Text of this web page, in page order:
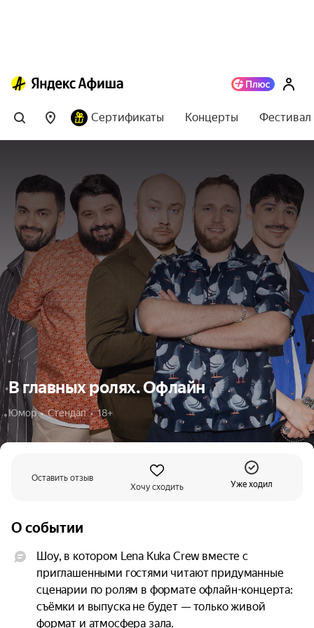
Сертификаты Концерты
В главных ролях. Офлайн
Юмор  •  Стендап  •  18+
Оставить отзыв
Хочу сходить
Уже ходил
О событии
Шоу, в котором Lena Kuka Crew вместе с
приглашенными гостями читают придуманные
сценарии по ролям в формате офлайн-концерта:
съёмки и выпуска не будет — только живой
формат и атмосфера зала.